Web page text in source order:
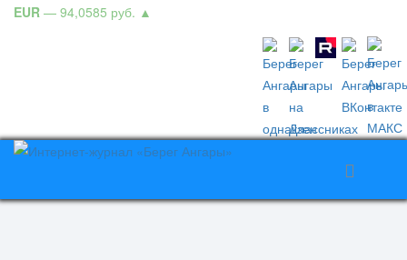
EUR — 94,0585 руб. ▲